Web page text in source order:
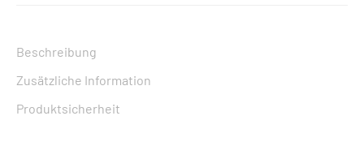
a
c
Beschreibung
Zusätzliche Information
Produktsicherheit